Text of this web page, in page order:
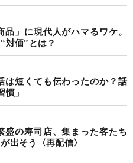
」に現代人がハマるワケ。
対価”とは？
は短くても伝わったのか？話
」
盛の寿司店、集まった客たち
出そう〈再配信〉